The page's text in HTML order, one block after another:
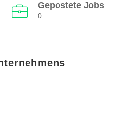
Gepostete Jobs
0